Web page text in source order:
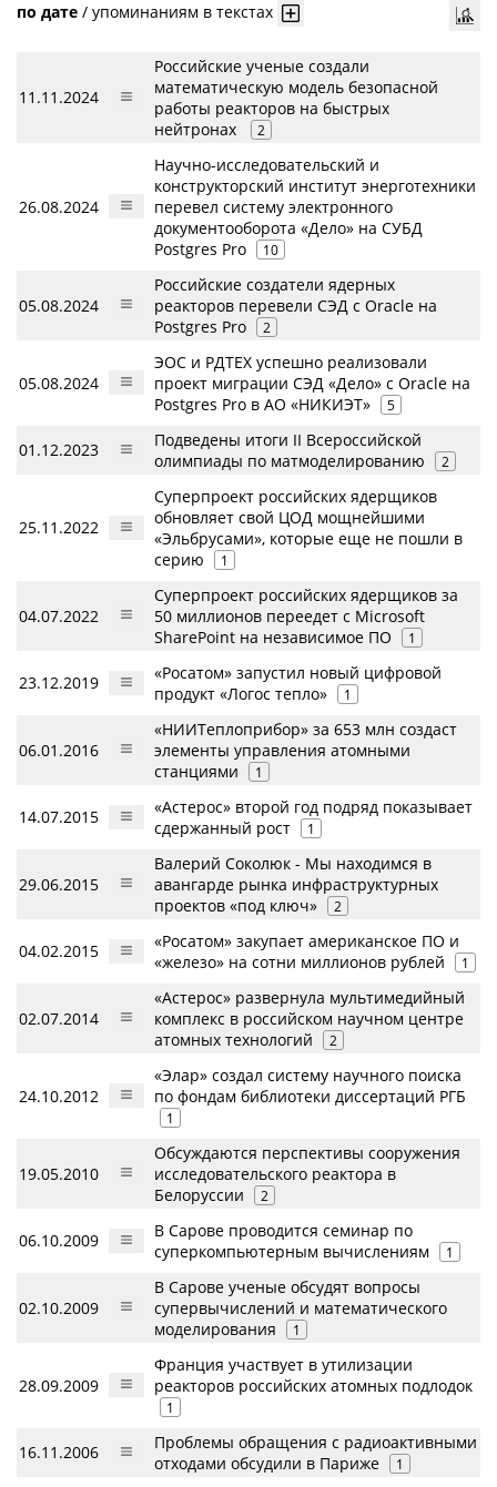
по дате / упоминаниям в текстах
11.11.2024
Российские ученые создали
математическую модель безопасной
работы реакторов на быстрых
нейтронах
2
26.08.2024
Научно-исследовательский и
конструкторский институт энерготехники
перевел систему электронного
документооборота «Дело» на СУБД
Postgres Pro
10
05.08.2024
Российские создатели ядерных
реакторов перевели СЭД с Oracle на
Postgres Pro
2
05.08.2024
ЭОС и РДТЕХ успешно реализовали
проект миграции СЭД «Дело» с Oracle на
Postgres Pro в АО «НИКИЭТ»
5
01.12.2023
Подведены итоги II Всероссийской
олимпиады по матмоделированию
2
25.11.2022
Суперпроект российских ядерщиков
обновляет свой ЦОД мощнейшими
«Эльбрусами», которые еще не пошли в
серию
1
04.07.2022
Суперпроект российских ядерщиков за
50 миллионов переедет с Microsoft
SharePoint на независимое ПО
1
23.12.2019
«Росатом» запустил новый цифровой
продукт «Логос тепло»
1
06.01.2016
«НИИТеплоприбор» за 653 млн создаст
элементы управления атомными
станциями
1
14.07.2015
«Астерос» второй год подряд показывает
сдержанный рост
1
29.06.2015
Валерий Соколюк - Мы находимся в
авангарде рынка инфраструктурных
проектов «под ключ»
2
04.02.2015
«Росатом» закупает американское ПО и
«железо» на сотни миллионов рублей
1
02.07.2014
«Астерос» развернула мультимедийный
комплекс в российском научном центре
атомных технологий
2
24.10.2012
«Элар» создал систему научного поиска
по фондам библиотеки диссертаций РГБ
1
19.05.2010
Обсуждаются перспективы сооружения
исследовательского реактора в
Белоруссии
2
06.10.2009
В Сарове проводится семинар по
суперкомпьютерным вычислениям
1
02.10.2009
В Сарове ученые обсудят вопросы
супервычислений и математического
моделирования
1
28.09.2009
Франция участвует в утилизации
реакторов российских атомных подлодок
1
16.11.2006
Проблемы обращения с радиоактивными
отходами обсудили в Париже
1